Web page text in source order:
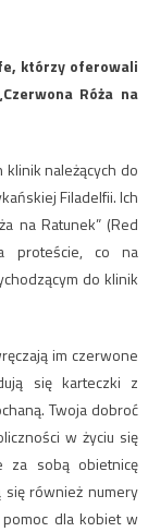
którzy oferowali
Róża na
należących do
Filadelfii. Ich
na Ratunek” (Red
proteście, co na
do klinik
im czerwone
się karteczki z
Twoja dobroć
w życiu się
za sobą obietnicę
się również numery
dla kobiet w